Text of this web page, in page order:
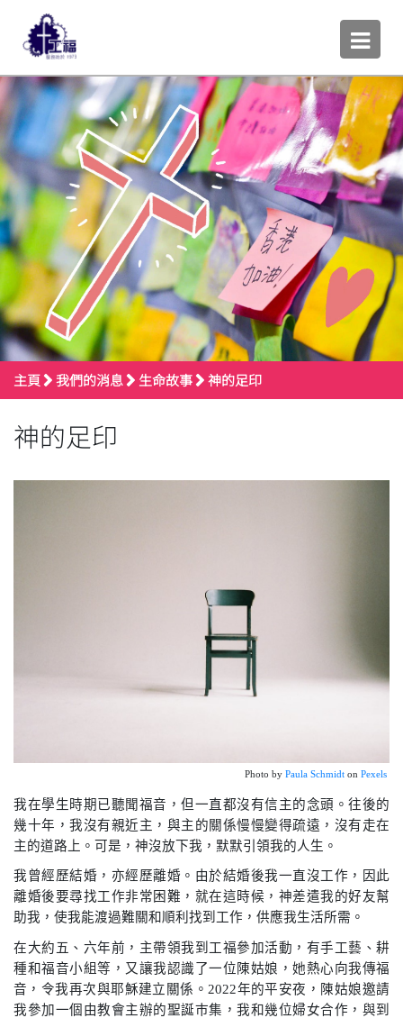
主頁 我們的消息 生命故事 神的足印
神的足印
Photo by Paula Schmidt on Pexels
我在學生時期已聽聞福音，但一直都沒有信主的念頭。往後的
幾十年，我沒有親近主，與主的關係慢慢變得疏遠，沒有走在
主的道路上。可是，神沒放下我，默默引領我的人生。
我曾經歷結婚，亦經歷離婚。由於結婚後我一直沒工作，因此
離婚後要尋找工作非常困難，就在這時候，神差遣我的好友幫
助我，使我能渡過難關和順利找到工作，供應我生活所需。
在大約五、六年前，主帶領我到工福參加活動，有手工藝、耕
種和福音小組等，又讓我認識了一位陳姑娘，她熱心向我傳福
音，令我再次與耶穌建立關係。 2022年的平安夜，陳姑娘邀請
我參加一個由教會主辦的聖誕巿集，我和幾位婦女合作，與到